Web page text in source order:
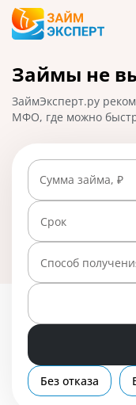
Карты
Кредиты
Ипотека
Займы
Вклады
Бизнес
Займы не
ЗаймЭксперт.ру
МФО, где можно
праздничные и
получить в течение
На 01.05.2025 вам
ставкой от 0% в день.
Сумма займа, ₽
Срок
Способ
Без отказа